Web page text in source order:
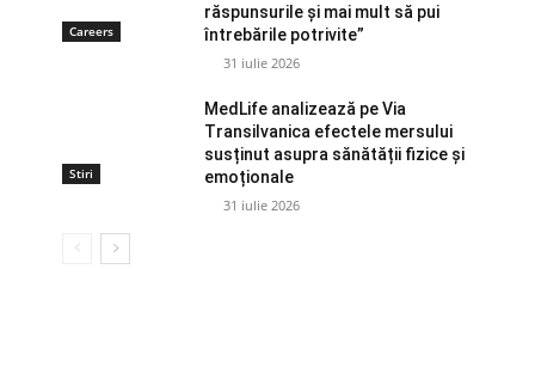
Careers
răspunsurile și mai mult să pui
întrebările potrivite”
31 iulie 2026
Stiri
MedLife analizează pe Via
Transilvanica efectele mersului
susținut asupra sănătății fizice și
emoționale
31 iulie 2026